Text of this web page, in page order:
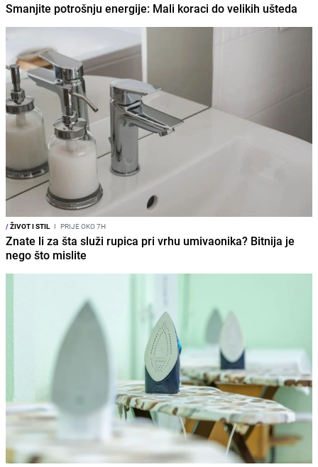
Smanjite potrošnju energije: Mali koraci do velikih ušteda
/ŽIVOT I STIL I PRIJE OKO 7H
Znate li za šta služi rupica pri vrhu umivaonika? Bitnija je
nego što mislite